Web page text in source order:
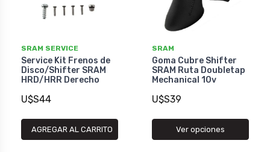
SRAM SERVICE
Service Kit Frenos de
Disco/Shifter SRAM
HRD/HRR Derecho
U$S44
AGREGAR AL CARRITO
SRAM
Goma Cubre Shifter
SRAM Ruta Doubletap
Mechanical 10v
U$S39
Ver opciones